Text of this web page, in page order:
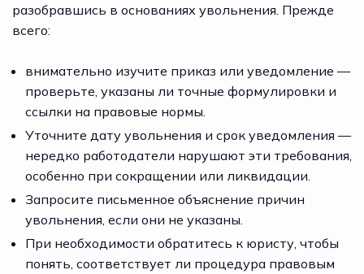
разобравшись в основаниях увольнения. Прежде
всего:
внимательно изучите приказ или уведомление —
проверьте, указаны ли точные формулировки и
ссылки на правовые нормы.
Уточните дату увольнения и срок уведомления —
нередко работодатели нарушают эти требования,
особенно при сокращении или ликвидации.
Запросите письменное объяснение причин
увольнения, если они не указаны.
При необходимости обратитесь к юристу, чтобы
понять, соответствует ли процедура правовым